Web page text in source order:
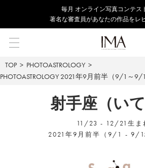
毎⽉ オンライン写真コンテス
著名な審査員があなたの作品をレ
TOP
PHOTOASTROLOGY
PHOTOASTROLOGY 2021年9月前半（9/1～9/
射手座（いて
11/23 - 12/21生ま
2021年9月前半（9/1 - 9/